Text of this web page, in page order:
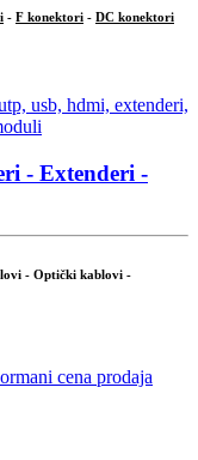
- F konektori - DC konektori
- Extenderi -
- Optički kablovi -